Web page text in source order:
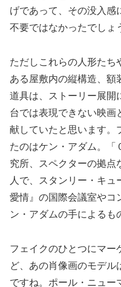
げであって、その没入感
不要ではなかったでしょ
ただしこれらの人形たち
ある屋敷内の縦構造、額
道具は、ストーリー展開
台では表現できない映画
献していたと思います。
たのはケン・アダム。「
究所、スペクターの拠点
人で、スタンリー・キ
愛情』の国際会議室やコ
ン・アダムの手によるも
フェイクのひとつにマー
ど、あの肖像画のモデル
ですね。ポール・ニュー